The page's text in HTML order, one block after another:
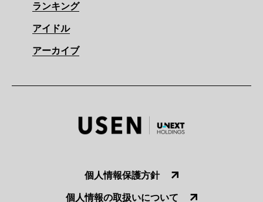
ランキング
アイドル
アーカイブ
個人情報保護方針
個人情報の取扱いについて